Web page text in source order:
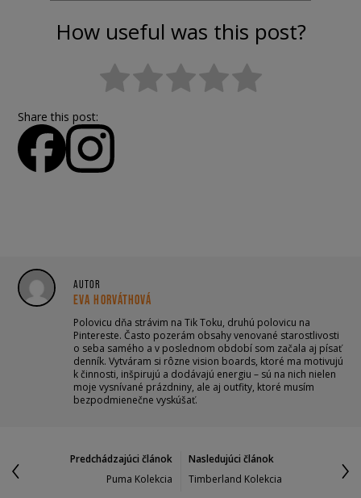
How useful was this post?
Share this post:
AUTOR
EVA HORVÁTHOVÁ
Polovicu dňa strávim na Tik Toku, druhú polovicu na
Pintereste. Často pozerám obsahy venované starostlivosti
o seba samého a v poslednom období som začala aj písať
denník. Vytváram si rôzne vision boards, ktoré ma motivujú
k činnosti, inšpirujú a dodávajú energiu – sú na nich nielen
moje vysnívané prázdniny, ale aj outfity, ktoré musím
bezpodmienečne vyskúšať.
Predchádzajúci článok
Puma Kolekcia
Nasledujúci článok
Timberland Kolekcia